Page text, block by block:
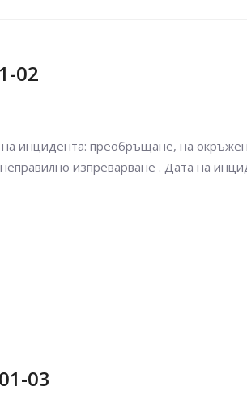
02
инцидента: преобръщане, на
изпреварване . Дата на
03